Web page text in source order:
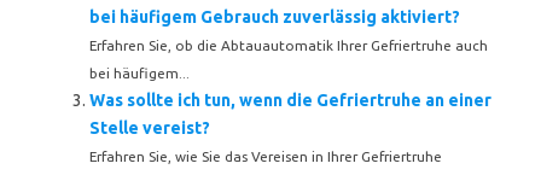
bei häufigem Gebrauch zuverlässig aktiviert?
Erfahren Sie, ob die Abtauautomatik Ihrer Gefriertruhe auch
bei häufigem...
Was sollte ich tun, wenn die Gefriertruhe an einer
Stelle vereist?
Erfahren Sie, wie Sie das Vereisen in Ihrer Gefriertruhe